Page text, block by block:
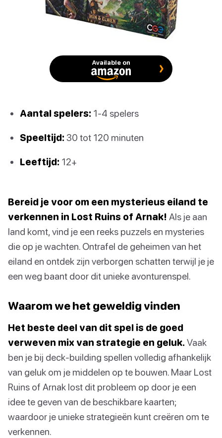
Available on
Aantal spelers: 1-4 spelers
Speeltijd: 30 tot 120 minuten
Leeftijd: 12+
Bereid je voor om een mysterieus eiland te
verkennen in Lost Ruins of Arnak! Als je aan
land komt, vind je een reeks puzzels en mysteries
die op je wachten. Ontrafel de geheimen van het
eiland en ontdek zijn verborgen schatten terwijl je je
een weg baant door dit unieke avonturenspel.
Waarom we het geweldig vinden
Het beste deel van dit spel is de goed
verweven mix van strategie en geluk. Vaak
ben je bij deck-building spellen volledig afhankelijk
van geluk om je middelen op te bouwen. Maar Lost
Ruins of Arnak lost dit probleem op door je een
idee te geven van de beschikbare kaarten;
waardoor je unieke strategieën kunt creëren om te
verkennen.